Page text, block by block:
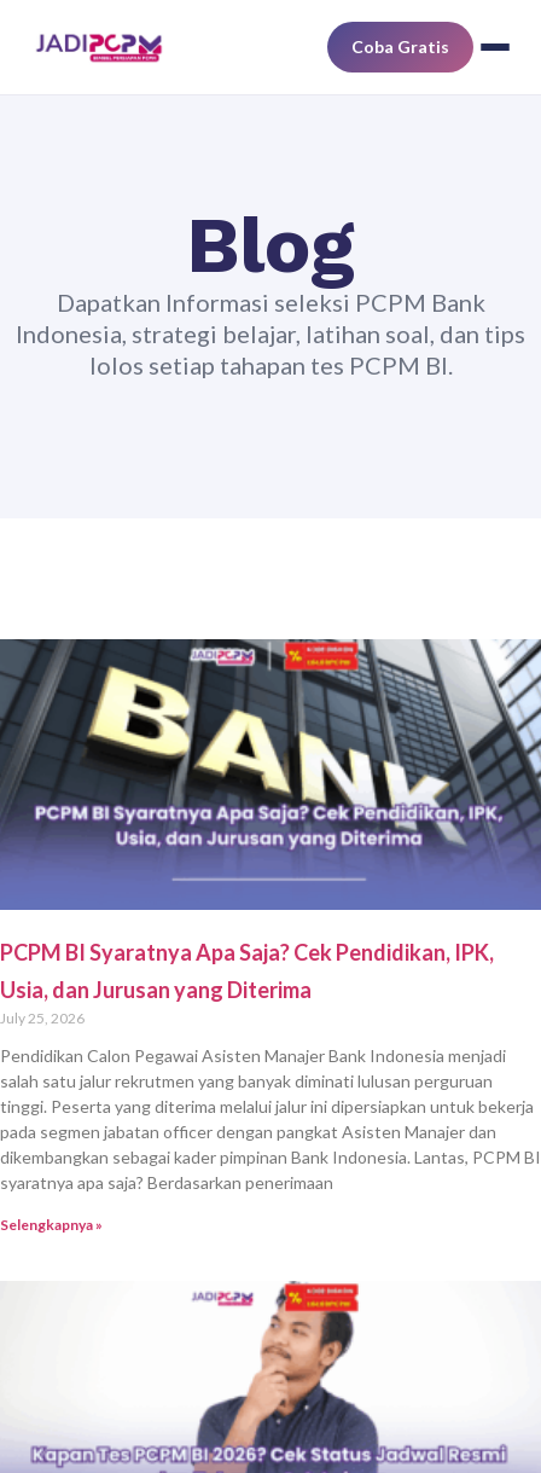
Coba Gratis
Blog
Dapatkan Informasi seleksi PCPM Bank
Indonesia, strategi belajar, latihan soal, dan tips
lolos setiap tahapan tes PCPM BI.
PCPM BI Syaratnya Apa Saja? Cek Pendidikan, IPK,
Usia, dan Jurusan yang Diterima
July 25, 2026
Pendidikan Calon Pegawai Asisten Manajer Bank Indonesia menjadi
salah satu jalur rekrutmen yang banyak diminati lulusan perguruan
tinggi. Peserta yang diterima melalui jalur ini dipersiapkan untuk bekerja
pada segmen jabatan officer dengan pangkat Asisten Manajer dan
dikembangkan sebagai kader pimpinan Bank Indonesia. Lantas, PCPM BI
syaratnya apa saja? Berdasarkan penerimaan
Selengkapnya »